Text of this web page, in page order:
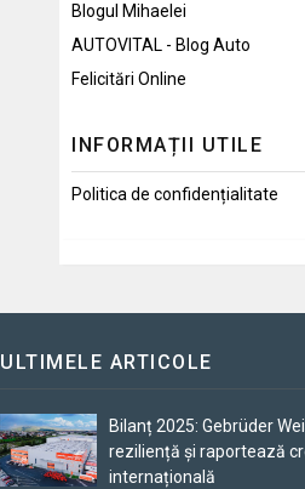
Blogul Mihaelei
AUTOVITAL - Blog Auto
Felicitări Online
INFORMAȚII UTILE
Politica de confidențialitate
ULTIMELE ARTICOLE
Bilanț 2025: Gebrüder
reziliență și raportează
internațională